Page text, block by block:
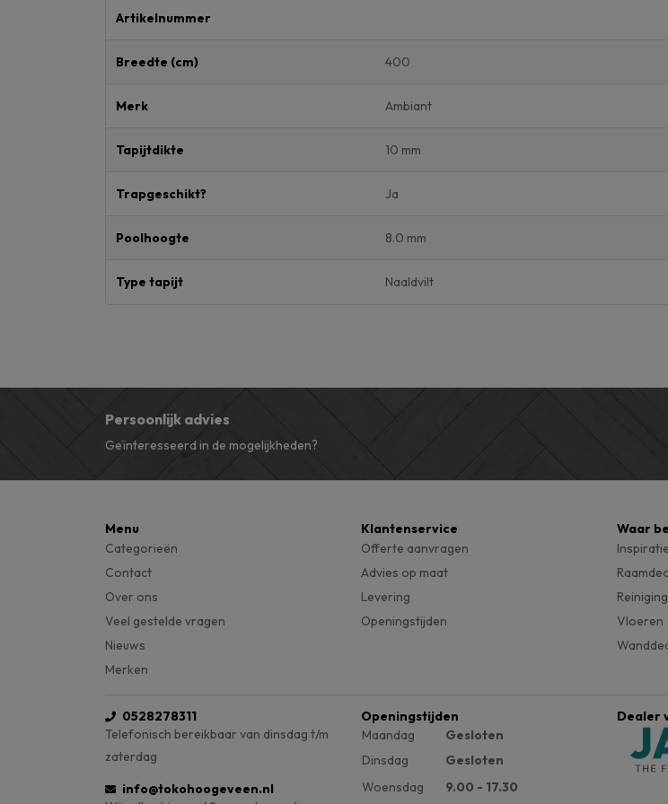
Artikelnummer
Breedte (cm) 400
Merk Ambiant
Tapijtdikte 10 mm
Trapgeschikt? Ja
Poolhoogte 8.0 mm
Type tapijt Naaldvilt
Persoonlijk advies
Geïnteresseerd in de mogelijkheden?
Menu
Categorieën
Contact
Over ons
Veel gestelde vragen
Nieuws
Merken
Klantenservice
Offerte aanvragen
Advies op maat
Levering
Openingstijden
Waar
Inspiratie
Vloeren
0528278311
Telefonisch bereikbaar van dinsdag t/m
zaterdag
info@tokohoogeveen.nl
Openingstijden
Maandag
Gesloten
Dinsdag
Gesloten
Woensdag
9.00 - 17.30
Dealer